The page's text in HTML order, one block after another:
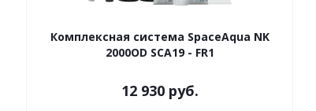
Комплексная система SpaceAqua NK
2000OD SCA19 - FR1
12 930 руб.